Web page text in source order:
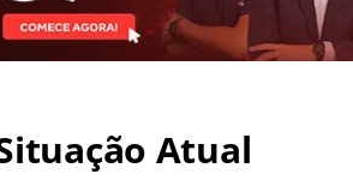
Atual